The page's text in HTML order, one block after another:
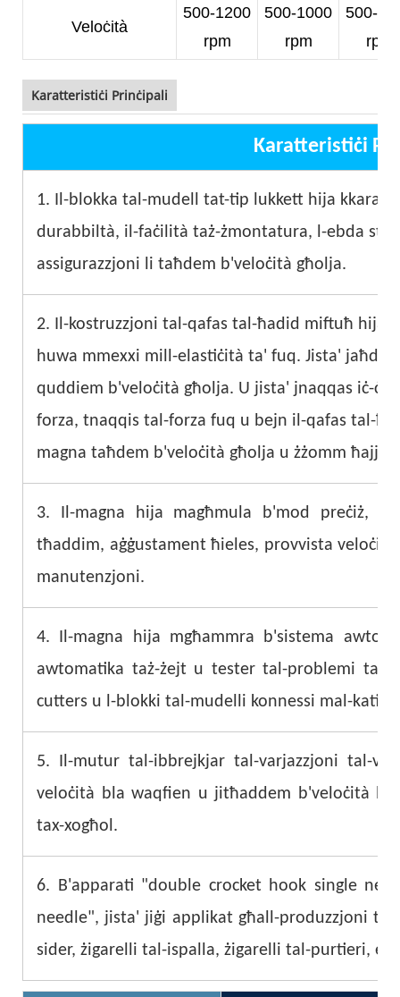
Veloċità
500-1200
rpm
500-1000
rpm
500-
rpm
Karatteristiċi Prinċipali
Karatteristiċi
1. Il-blokka tal-mudell tat-tip lukkett hija
durabbiltà, il-faċilità taż-żmontatura, l-ebda
assigurazzjoni li taħdem b'veloċità għolja.
2. Il-kostruzzjoni tal-qafas tal-ħadid miftuħ hija
huwa mmexxi mill-elastiċità ta' fuq. Jista'
quddiem b'veloċità għolja. U jista' jnaqqas iċ-
forza, tnaqqis tal-forza fuq u bejn il-qafas tal-
magna taħdem b'veloċità għolja u żżomm ħajja
3. Il-magna hija magħmula b'mod preċiż,
tħaddim, aġġustament ħieles, provvista veloċi
manutenzjoni.
4. Il-magna hija mgħammra b'sistema
awtomatika taż-żejt u tester tal-problemi
cutters u l-blokki tal-mudelli konnessi mal-
5. Il-mutur tal-ibbrejkjar tal-varjazzjoni tal-
veloċità bla waqfien u jitħaddem b'veloċità
tax-xogħol.
6. B'apparati "double crocket hook single
needle", jista' jiġi applikat għall-produzzjoni
sider, żigarelli tal-ispalla, żigarelli tal-purtieri,